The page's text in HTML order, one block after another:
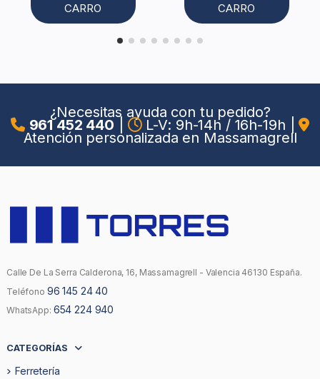
CARRO
CARRO
¿Necesitas ayuda con tu pedido?
961 452 440 L-V: 9h-14h / 16h-19h
Atención personalizada en Massamagrell
Calle De La Serra Calderona, 16, Massamagrell - Valencia 46130 España.
Teléfono 96 145 24 40
WhatsApp: 654 224 940
CATEGORÍAS
Ferretería